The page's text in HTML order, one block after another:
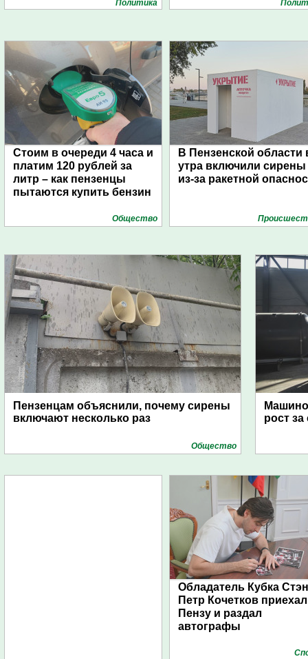
Политика
Стоим в очереди 4 часа и
платим 120 рублей за
литр – как пензенцы
пытаются купить бензин
Общество
В Пензенской области
утра включили сирены
из-за ракетной
Пензенцам объяснили, почему сирены
включают несколько раз
Общество
рост за
Обладатель Кубка
Петр Кочетков
Пензу и раздал
автографы